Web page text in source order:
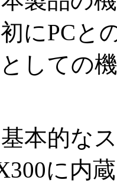
にPCと
しての
本的な
に内